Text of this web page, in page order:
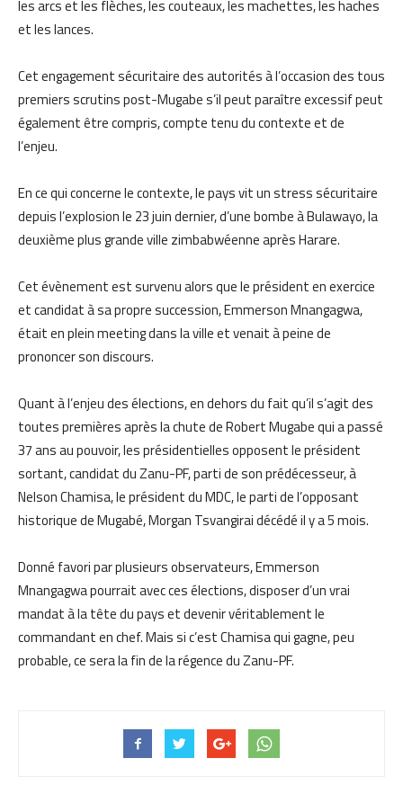
les arcs et les flèches, les couteaux, les machettes, les haches
et les lances.
Cet engagement sécuritaire des autorités à l’occasion des tous
premiers scrutins post-Mugabe s’il peut paraître excessif peut
également être compris, compte tenu du contexte et de
l’enjeu.
En ce qui concerne le contexte, le pays vit un stress sécuritaire
depuis l’explosion le 23 juin dernier, d’une bombe à Bulawayo, la
deuxième plus grande ville zimbabwéenne après Harare.
Cet évènement est survenu alors que le président en exercice
et candidat à sa propre succession, Emmerson Mnangagwa,
était en plein meeting dans la ville et venait à peine de
prononcer son discours.
Quant à l’enjeu des élections, en dehors du fait qu’il s’agit des
toutes premières après la chute de Robert Mugabe qui a passé
37 ans au pouvoir, les présidentielles opposent le président
sortant, candidat du Zanu-PF, parti de son prédécesseur, à
Nelson Chamisa, le président du MDC, le parti de l’opposant
historique de Mugabé, Morgan Tsvangirai décédé il y a 5 mois.
Donné favori par plusieurs observateurs, Emmerson
Mnangagwa pourrait avec ces élections, disposer d’un vrai
mandat à la tête du pays et devenir véritablement le
commandant en chef. Mais si c’est Chamisa qui gagne, peu
probable, ce sera la fin de la régence du Zanu-PF.